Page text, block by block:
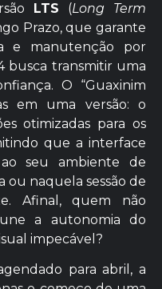
LTS (Long Term
Prazo, que garante
e manutenção por
busca transmitir uma
O “Guaxinim
em uma versão: o
otimizadas para os
que a interface
seu ambiente de
ou naquela sessão de
Afinal, quem não
a autonomia do
impecável?
para abril, a